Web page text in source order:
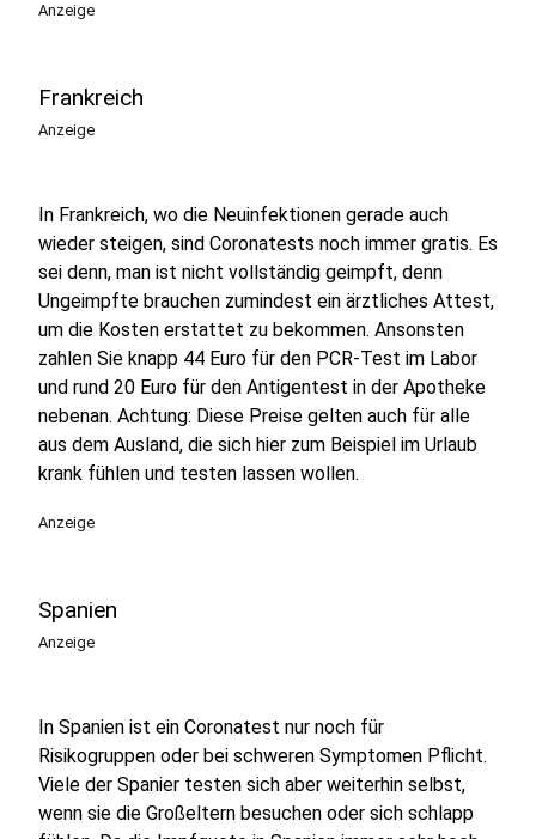
Anzeige
Frankreich
Anzeige
In Frankreich, wo die Neuinfektionen gerade auch
wieder steigen, sind Coronatests noch immer gratis. Es
sei denn, man ist nicht vollständig geimpft, denn
Ungeimpfte brauchen zumindest ein ärztliches Attest,
um die Kosten erstattet zu bekommen. Ansonsten
zahlen Sie knapp 44 Euro für den PCR-Test im Labor
und rund 20 Euro für den Antigentest in der Apotheke
nebenan. Achtung: Diese Preise gelten auch für alle
aus dem Ausland, die sich hier zum Beispiel im Urlaub
krank fühlen und testen lassen wollen.
Anzeige
Spanien
Anzeige
In Spanien ist ein Coronatest nur noch für
Risikogruppen oder bei schweren Symptomen Pflicht.
Viele der Spanier testen sich aber weiterhin selbst,
wenn sie die Großeltern besuchen oder sich schlapp